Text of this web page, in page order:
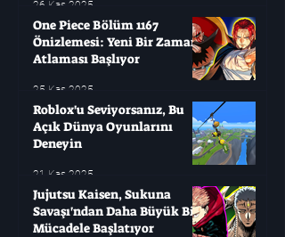
26 Kas 2025
One Piece Bölüm 1167
Önizlemesi: Yeni Bir Zaman
Atlaması Başlıyor
25 Kas 2025
Roblox'u Seviyorsanız, Bu
Açık Dünya Oyunlarını
Deneyin
21 Kas 2025
Jujutsu Kaisen, Sukuna
Savaşı'ndan Daha Büyük Bir
Mücadele Başlatıyor